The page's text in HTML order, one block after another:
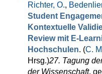
Richter, O.,
Student
Kontextuelle
Review mit E-
Hochschulen. (C.
Hrsg.)27. Tagung
der Wissenschaft.